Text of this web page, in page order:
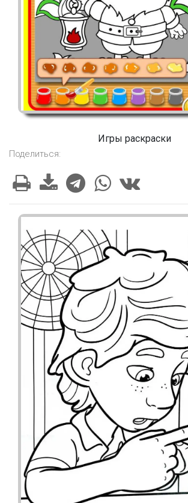
Игры раскраски
Поделиться: